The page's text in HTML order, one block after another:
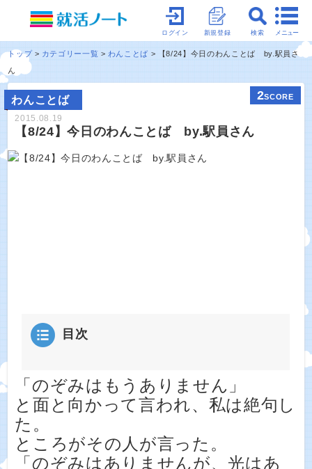
メニュー
検索
新規登録
ログイン
トップ カテゴリー一覧 わんことば
【8/24】今日のわんことば by.駅員さ
ん
わんことば 2SCORE
2015.08.19
【8/24】今日のわんことば by.駅員さん
目次
「のぞみはもうありません」
と面と向かって言われ、私は絶句し
た。
ところがその人が言った。
「のぞみはありませんが、光はあ